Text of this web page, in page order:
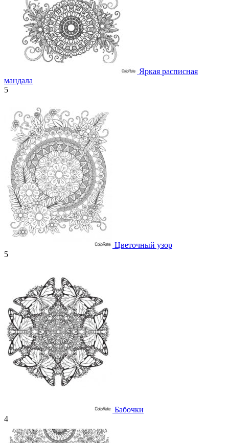
Яркая расписная
мандала
5
Цветочный узор
5
Бабочки
4